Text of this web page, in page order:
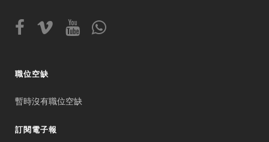
職位空缺
暫時沒有職位空缺
訂閱電子報